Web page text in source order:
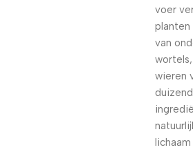
voer
planten
van
wieren